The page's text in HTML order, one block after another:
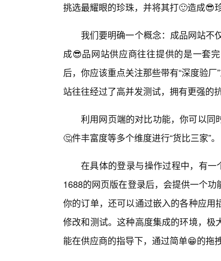
挑选最耀眼的珍珠，并将其打🙂造成😎
我们要明确一个概念：成品网站不
成😎品网站供应商往往提供的是一套
后，你应该重点关注那些带有“深度验
站往往经过了高并发测试，拥有更强的
利用网页端的对比功能，你可以同
🤔件丰富度等多个维度进行“货比三家”。
在具体的登录与操作过程中，有一
1688的网页版在登录后，会提供一个
你的订单，还可以通过嵌入的各种应
修改和测试。这种高度集成的环境，
能在供应商的指导下，通过简单😁的拖